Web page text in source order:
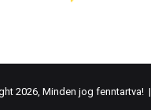
2026, Minden jog fenntartva! |